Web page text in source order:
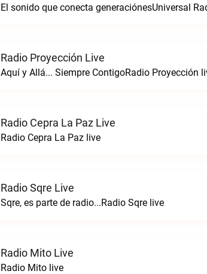
El sonido que conecta generaciónesUniversal
Radio Proyección Live
Aquí y Allá... Siempre ContigoRadio Proyección
Radio Cepra La Paz Live
Radio Cepra La Paz live
Radio Sqre Live
Sqre, es parte de radio...Radio Sqre live
Radio Mito Live
Radio Mito live